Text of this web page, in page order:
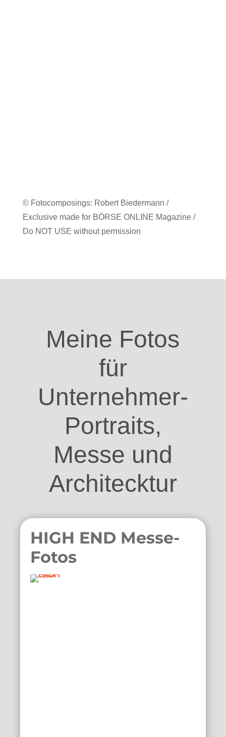
© Fotocomposings: Robert Biedermann /
Exclusive made for BÖRSE ONLINE Magazine /
Do NOT USE without permission
Meine Fotos
für
Unternehmer-
Portraits,
Messe und
Architecktur
HIGH END Messe-
Fotos